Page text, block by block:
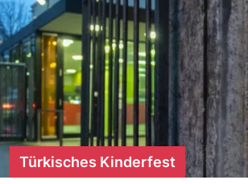
Türkisches Kinderfest